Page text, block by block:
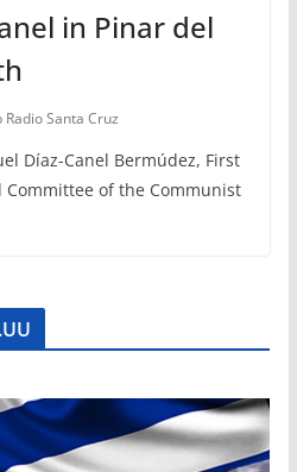
in Pinar del
Radio Santa Cruz
Díaz-Canel Bermúdez, First
Committee of the Communist